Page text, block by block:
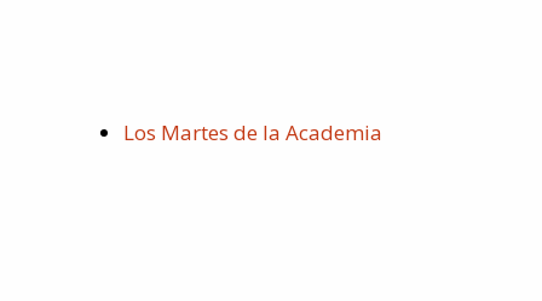
Los Martes de la Academia